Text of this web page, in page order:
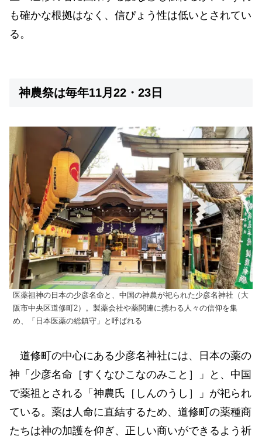
も確かな根拠はなく、信ぴょう性は低いとされてい
る。
神農祭は毎年11月22・23日
医薬祖神の日本の少彦名命と、中国の神農が祀られた少彦名神社（大
阪市中央区道修町2）。製薬会社や薬関連に携わる人々の信仰を集
め、「日本医薬の総鎮守」と呼ばれる
道修町の中心にある少彦名神社には、日本の薬の
神「少彦名命［すくなひこなのみこと］」と、中国
で薬祖とされる「神農氏［しんのうし］」が祀られ
ている。薬は人命に直結するため、道修町の薬種商
たちは神の加護を仰ぎ、正しい商いができるよう祈